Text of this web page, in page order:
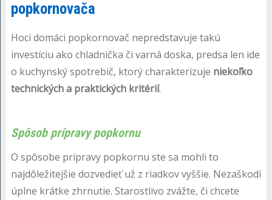
popkornovača
Hoci domáci popkornovač nepredstavuje takú
investíciu ako chladnička či varná doska, predsa len ide
o kuchynský spotrebič, ktorý charakterizuje niekoľko
technických a praktických kritérií.
Spôsob prípravy popkornu
O spôsobe prípravy popkornu ste sa mohli to
najdôležitejšie dozvedieť už z riadkov vyššie. Nezaškodí
úplne krátke zhrnutie. Starostlivo zvážte, či chcete